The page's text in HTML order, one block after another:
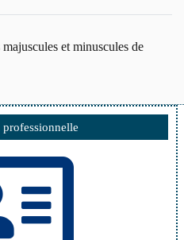
et minuscules de